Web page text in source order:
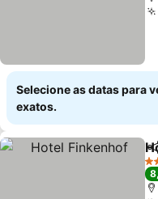
Selecione as datas para
exatos.
4